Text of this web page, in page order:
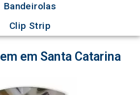
Bandeirolas
Clip Strip
em Santa Catarina